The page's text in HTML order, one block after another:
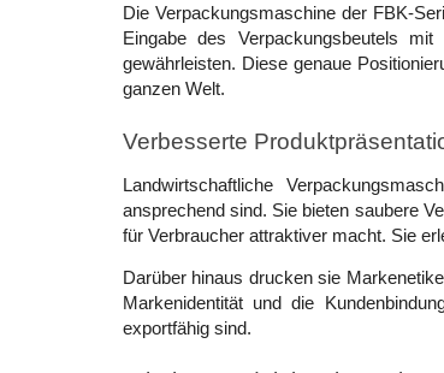
Die Verpackungsmaschine der FBK-
Eingabe des Verpackungsbeutels
gewährleisten. Diese genaue
ganzen Welt.
Verbesserte
Landwirtschaftliche
ansprechend sind. Sie bieten saubere
für Verbraucher attraktiver macht. Sie
Darüber hinaus drucken sie
Markenidentität und die
exportfähig sind.